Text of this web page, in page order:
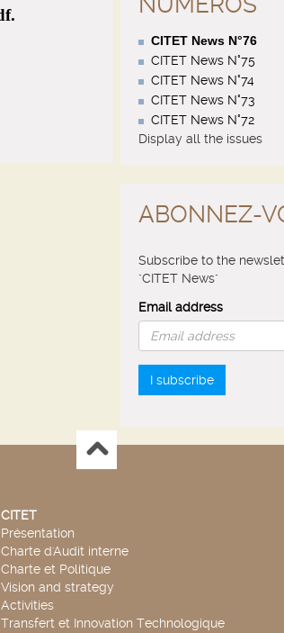
CITET News N°76
CITET News N°75
CITET News N°74
CITET News N°73
CITET News N°72
Display all the issues
ABONNEZ-
Subscribe to the
"CITET News"
Email address
I subscribe
CITET
Présentation
Charte d'Audit interne
Charte et Politique
Vision and strategy
Activities
Transfert et Innovation Technologique